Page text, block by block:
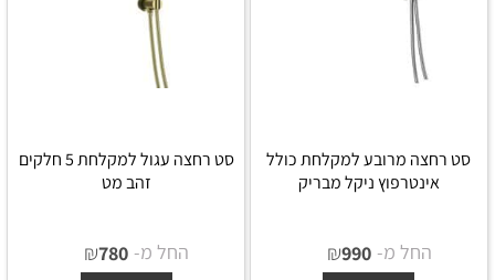
סט רחצה מרובע למקלחת כולל
אינטרפוץ ניקל מבריק
החל מ- ₪990
סט רחצה עגול למקלחת 5 חלקים
זהב מט
החל מ- ₪780